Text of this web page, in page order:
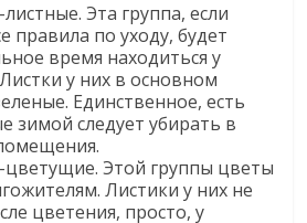
Эта группа, если
правила по уходу, будет
время находиться у
у них в основном
Единственное, есть
зимой следует убирать в
Этой группы цветы
Листики у них не
цветения, просто, у